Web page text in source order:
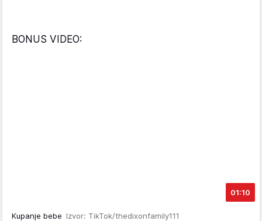
BONUS VIDEO:
01:10
Kupanje bebe Izvor: TikTok/thedixonfamily111